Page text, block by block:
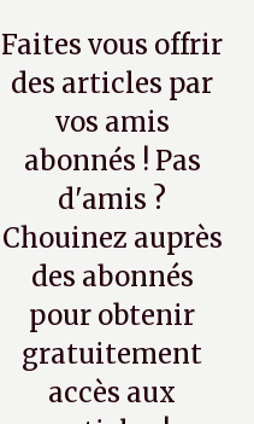
Faites vous offrir
des articles par
vos amis
abonnés ! Pas
d'amis ?
Chouinez auprès
des abonnés
pour obtenir
gratuitement
accès aux